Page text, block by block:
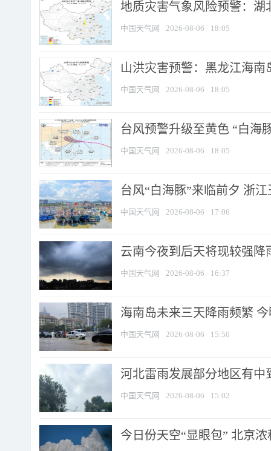
地质灾害气象风险预警：湖
中国天气网 2026-08-06 18:05
山洪灾害预警：黑龙江海
中国天气网 2026-08-06 18:05
台风预警升级至黄色 “白海
中国天气网 2026-08-06 18:05
台风“白海豚”来临前夕 浙
中国天气网 2026-08-06 17:06
云南今夜到后天将现较强降
中国天气网 2026-08-06 16:37
海南岛未来三天降雨频繁
中国天气网 2026-08-06 15:50
河北雷雨发展部分地区有中
中国天气网 2026-08-06 15:02
今日份天空“显眼包” 北京